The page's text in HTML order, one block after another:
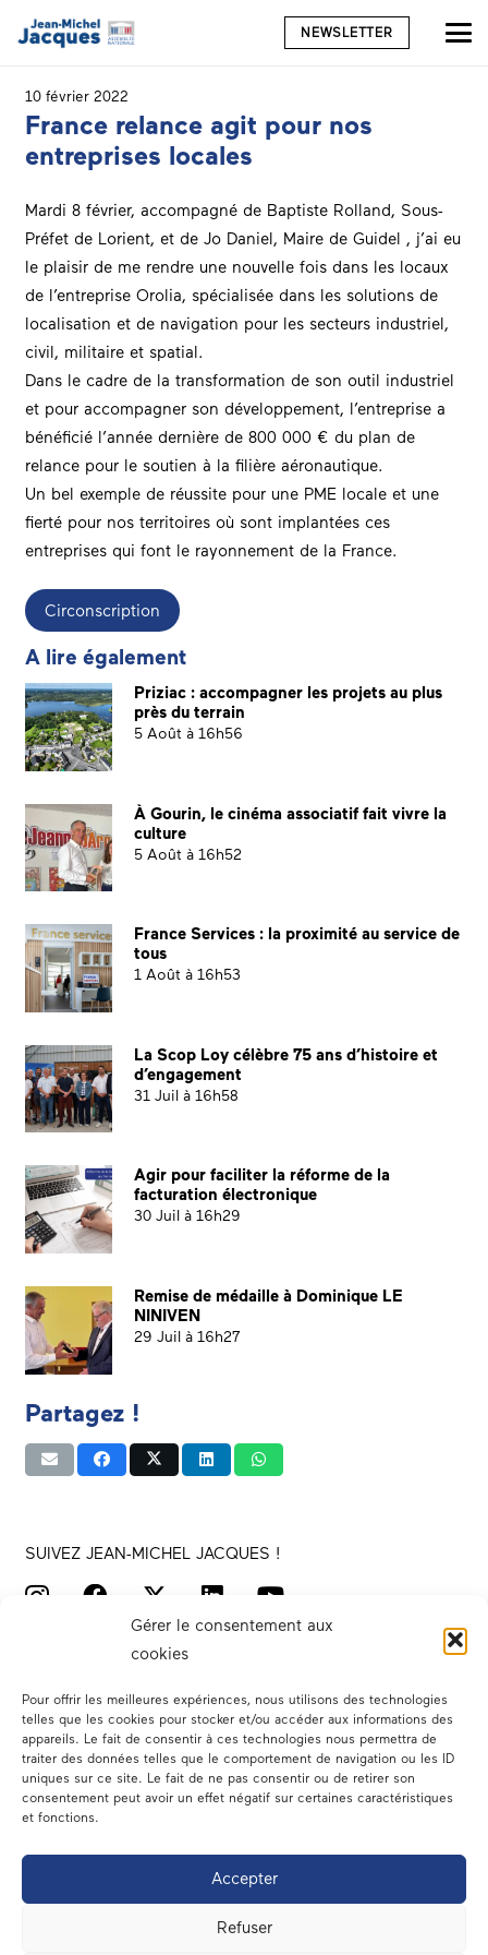
Gérer le consentement aux
cookies
Pour offrir les meilleures expériences, nous utilisons des technologies
telles que les cookies pour stocker et/ou accéder aux informations des
appareils. Le fait de consentir à ces technologies nous permettra de
traiter des données telles que le comportement de navigation ou les ID
uniques sur ce site. Le fait de ne pas consentir ou de retirer son
consentement peut avoir un effet négatif sur certaines caractéristiques
et fonctions.
Accepter
Refuser
NEWSLETTER
10 février 2022
France relance agit pour nos
entreprises locales
Mardi 8 février, accompagné de Baptiste Rolland, Sous-
Préfet de Lorient, et de Jo Daniel, Mairede Guidel , j’ai eu
le plaisir de me rendre une nouvelle fois dans les locaux
de l’entreprise Orolia, spécialisée dans les solutions de
localisation et de navigation pour les secteurs industriel,
civil, militaire et spatial.
Dans le cadre de la transformation de son outil industriel
et pour accompagner son développement, l’entreprise a
bénéficié l’année dernière de 800 000 € du plan de
relance pour le soutien à la filière aéronautique.
Un bel exemple de réussite pour une PME locale et une
fierté pour nos territoires où sont implantées ces
entreprises qui font le rayonnement de la France.
Circonscription
A lire également
Priziac : accompagner les projets au plus
près du terrain
5 Août à 16h56
À Gourin, le cinéma associatif fait vivre la
culture
5 Août à 16h52
France Services : la proximité au service de
tous
1 Août à 16h53
La Scop Loy célèbre 75 ans d’histoire et
d’engagement
31 Juil à 16h58
Agir pour faciliter la réforme de la
facturation électronique
30 Juil à 16h29
Remise de médaille à Dominique LE
NINIVEN
29 Juil à 16h27
Partagez !
SUIVEZ JEAN-MICHEL JACQUES !
Votre député
Dans les médias
En circonscription